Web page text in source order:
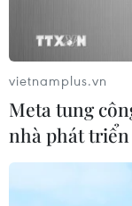
vietnamplus.vn
Meta tung
nhà phát triển